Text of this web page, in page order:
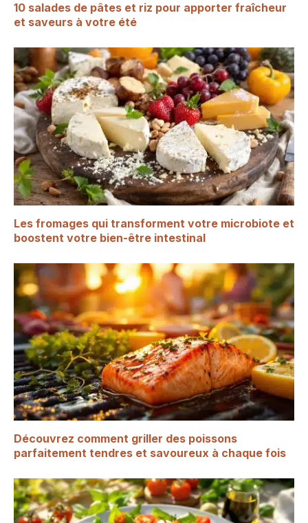
10 salades de pâtes et riz pour apporter fraîcheur
et saveurs à votre été
Les fromages qui transforment votre microbiote et
boostent votre bien-être intestinal
Découvrez comment griller des poissons
parfaitement tendres et savoureux à chaque fois